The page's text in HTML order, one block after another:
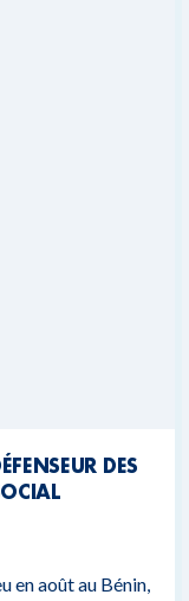
DES
en août au Bénin,